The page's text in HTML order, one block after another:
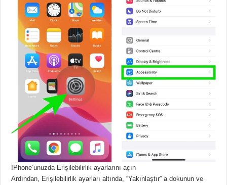
İPhone’unuzda Erişilebilirlik ayarlarını açın
Ardından, Erişilebilirlik ayarları altında, “Yakınlaştır” a dokunun ve